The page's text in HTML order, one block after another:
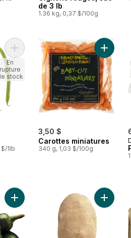
de 3 lb
1.36 kg, 0,37 $/100g
panier
1lb
Ajouter Haricots verts au panier
En
rupture
stock
3,50 $
Carottes miniatures
340 g, 1,03 $/100g
Ajouter
panier
Ajouter Piments jalapeño au panier
Ajouter